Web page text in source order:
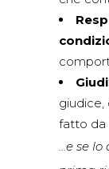
giudice,
fatto da
…e se lo